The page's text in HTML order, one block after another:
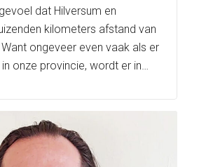
dat Hilversum en
kilometers afstand van
ongeveer even vaak als er
onze provincie, wordt er in…